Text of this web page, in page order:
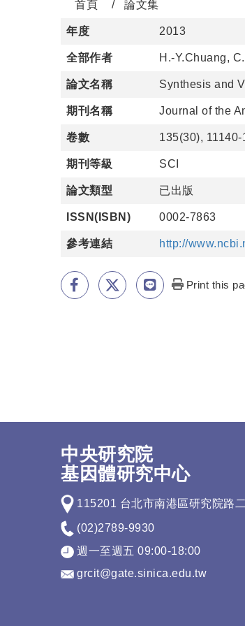
首頁 論文集
年度 2013
全部作者 H.-Y.Chuang,
論文名稱 Synthesis and
期刊名稱 Journal of the
卷數 135(30), 11140-
期刊等級 SCI
論文類型 已出版
ISSN(ISBN) 0002-7863
參考連結 http://
Print this
中央研究院
基因體研究中心
115201 台北市南港區研究院路
(02)2789-9930
週一至週五 09:00-18:00
grcit@gate.sinica.edu.tw